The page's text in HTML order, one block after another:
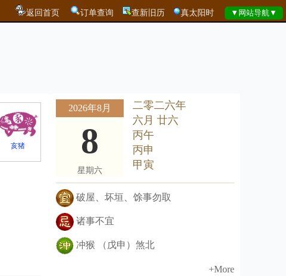
返回首页 订单查询 查新旧历 真太阳时
亥猪
2026年8月
8
星期六
二零二六年
六月 廿六
丙午
丙申
甲寅
破屋、坏垣、馀事勿取
诸事不宜
冲猴 （戊申）煞北
+More